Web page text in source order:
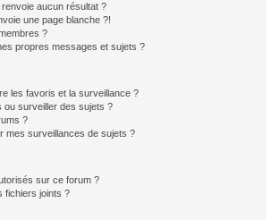
aucun résultat ?
une page blanche ?!
?
propres messages et sujets ?
les favoris et la surveillance ?
ou surveiller des sujets ?
?
mes surveillances de sujets ?
sur ce forum ?
fichiers joints ?